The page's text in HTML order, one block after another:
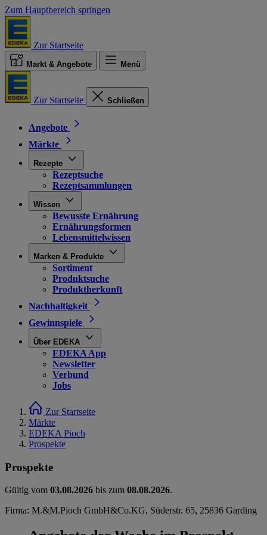
Zum Hauptbereich springen
Zur Startseite
Markt & Angebote Menü
Zur Startseite Schließen
Angebote
Märkte
Rezepte
Rezeptsuche
Rezeptsammlungen
Wissen
Bewusste Ernährung
Ernährungsformen
Lebensmittelwissen
Marken & Produkte
Sortiment
Produktsuche
Produktherkunft
Nachhaltigkeit
Gewinnspiele
Über EDEKA
EDEKA App
Newsletter
Verbund
Jobs
Zur Startseite
Märkte
EDEKA Pioch
Prospekte
Prospekte
Gültig vom 03.08.2026 bis zum 08.08.2026.
Firma: M.&M.Pioch GmbH&Co.KG, Süderstr. 65, 25836 Garding